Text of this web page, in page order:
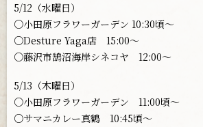
5/12（水曜日）
○小田原フラワーガーデン 10:30頃〜
○Desture Yaga店 15:00〜
○藤沢市鵠沼海岸シネコヤ 12:00〜
5/13（木曜日）
○小田原フラワーガーデン 11:00頃〜
○サマニカレー真鶴 10:45頃〜